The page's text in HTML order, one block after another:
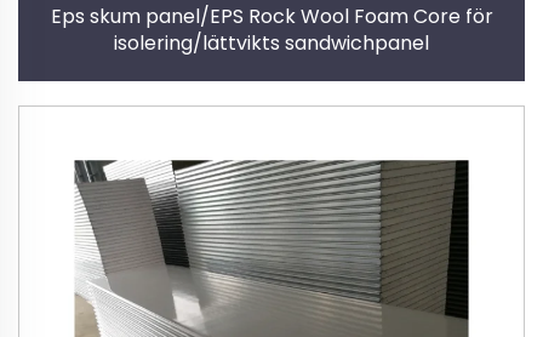
Eps skum panel/EPS Rock Wool Foam Core för
isolering/lättvikts sandwichpanel